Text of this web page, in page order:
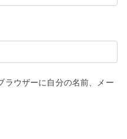
ラウザーに自分の名前、メー